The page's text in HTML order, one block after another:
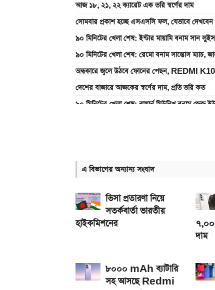
আজ ১৮, ২১, ২২ ক্যারেট এক ভরি স্বর্ণের দাম
সোমবার প্রকাশ হচ্ছে এসএসসি ফল, যেভাবে দেখবেন
৯০ মিনিটের খেলা শেষ: ইন্টার মায়ামি বনাম সান
৯০ মিনিটের খেলা শেষ: রেমো বনাম সান্তোস ম্যাচ,
অন্ধকারে জ্বলে উঠবে ফোনের পেছন, REDMI
দেশের বাজারে আজকের স্বর্ণের দাম, প্রতি ভরি কত
৯০ মিনিটের খেলা শেষ: বায়ার্ন মিউনিখ বনাম জেজু
৮০০০ mAh ব্যাটারি সহ আসছে Redmi Note
এ বিভাগের অন্যান্য সংবাদ
ভিসা প্রতারণা নিয়ে
সতর্কবার্তা ভারতীয়
হাইকমিশনের
দাম
৮০০০ mAh ব্যাটারি
সহ আসছে Redmi